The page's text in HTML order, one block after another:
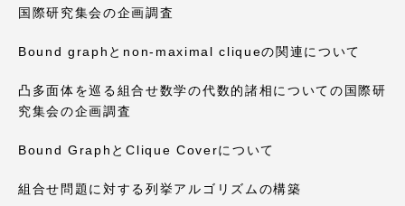
国際研究集会の企画調査
Bound graphとnon-maximal cliqueの関連について
凸多面体を巡る組合せ数学の代数的諸相についての国際研
究集会の企画調査
Bound GraphとClique Coverについて
組合せ問題に対する列挙アルゴリズムの構築